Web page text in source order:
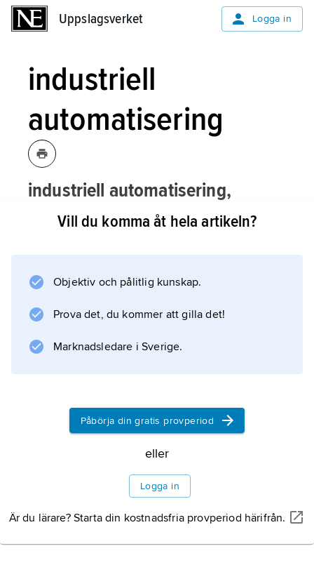
Uppslagsverket Logga in
industriell
automatisering
industriell automatisering,
automatisering
inom industriell
produktion.
Information om artikeln
Vill du komma åt hela artikeln?
Objektiv och pålitlig kunskap.
Prova det, du kommer att gilla det!
Marknadsledare i Sverige.
Påbörja din gratis provperiod
eller
Logga in
Är du lärare? Starta din kostnadsfria provperiod härifrån.